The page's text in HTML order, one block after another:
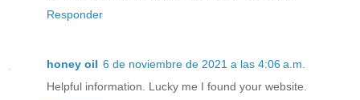
Responder
honey oil 6 de noviembre de 2021 a las 4:06 a.m.
Helpful information. Lucky me I found your website.